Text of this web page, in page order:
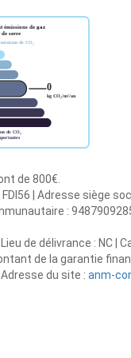
de 800€.
| Adresse siège
:
de délivrance : NC |
de la garantie
du site : anm-